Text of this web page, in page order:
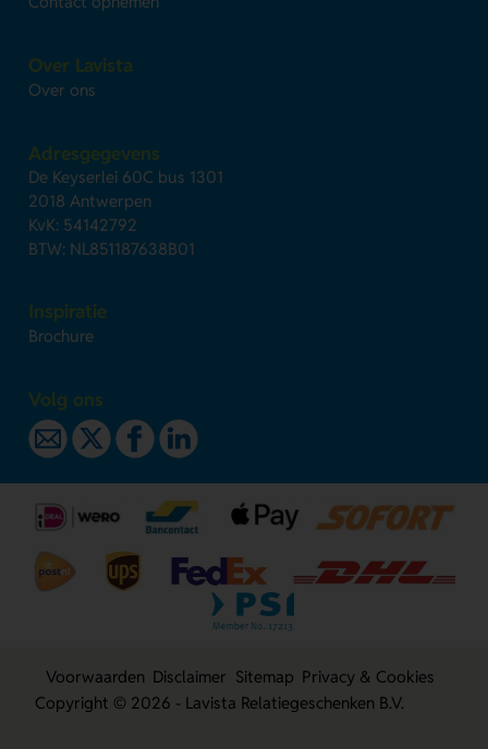
Over Lavista
Over ons
Adresgegevens
De Keyserlei 60C bus 1301
2018 Antwerpen
KvK: 54142792
BTW: NL851187638B01
Inspiratie
Brochure
Volg ons
Voorwaarden Disclaimer Sitemap Privacy & Cookies
Copyright © 2026 - Lavista Relatiegeschenken B.V.